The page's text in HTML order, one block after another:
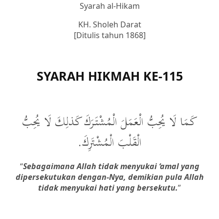
Syarah al-Hikam
KH. Sholeh Darat
[Ditulis tahun 1868]
SYARAH HIKMAH KE-115
كَمَا لَا يُحِبُّ الْعَمَلَ الْمُشْتَرَكَ كَذلِكَ لَا يُحِبُّ
الْقَلْبَ الْمُشْتَرِكَ.
“Sebagaimana Allah tidak menyukai ‘amal yang
dipersekutukan dengan-Nya, demikian pula Allah
tidak menyukai hati yang bersekutu.”